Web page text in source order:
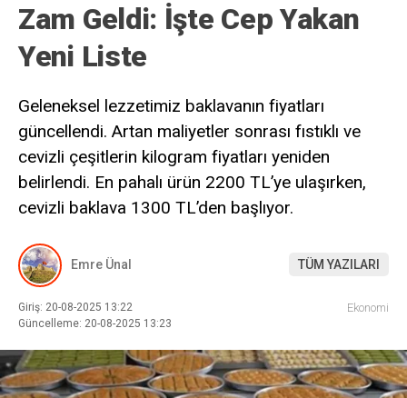
Zam Geldi: İşte Cep Yakan
Yeni Liste
Geleneksel lezzetimiz baklavanın fiyatları
güncellendi. Artan maliyetler sonrası fıstıklı ve
cevizli çeşitlerin kilogram fiyatları yeniden
belirlendi. En pahalı ürün 2200 TL’ye ulaşırken,
cevizli baklava 1300 TL’den başlıyor.
Emre Ünal TÜM YAZILARI
Giriş: 20-08-2025 13:22
Güncelleme: 20-08-2025 13:23
Ekonomi